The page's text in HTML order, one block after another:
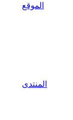
الموقع
المنتدى